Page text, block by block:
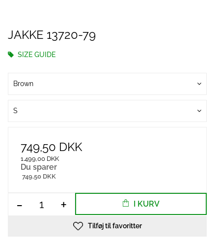
JAKKE 13720-79
SIZE GUIDE
Brown
S
749,50 DKK
1.499,00 DKK
Du sparer
749,50 DKK
- + I KURV
Tilføj til favoritter